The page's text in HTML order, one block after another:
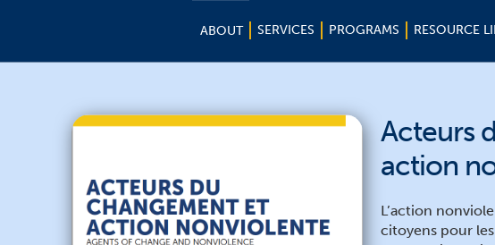
ABOUT SERVICES PROGRAMS RESOURCE
Acteurs
action
L’action
citoyens pour